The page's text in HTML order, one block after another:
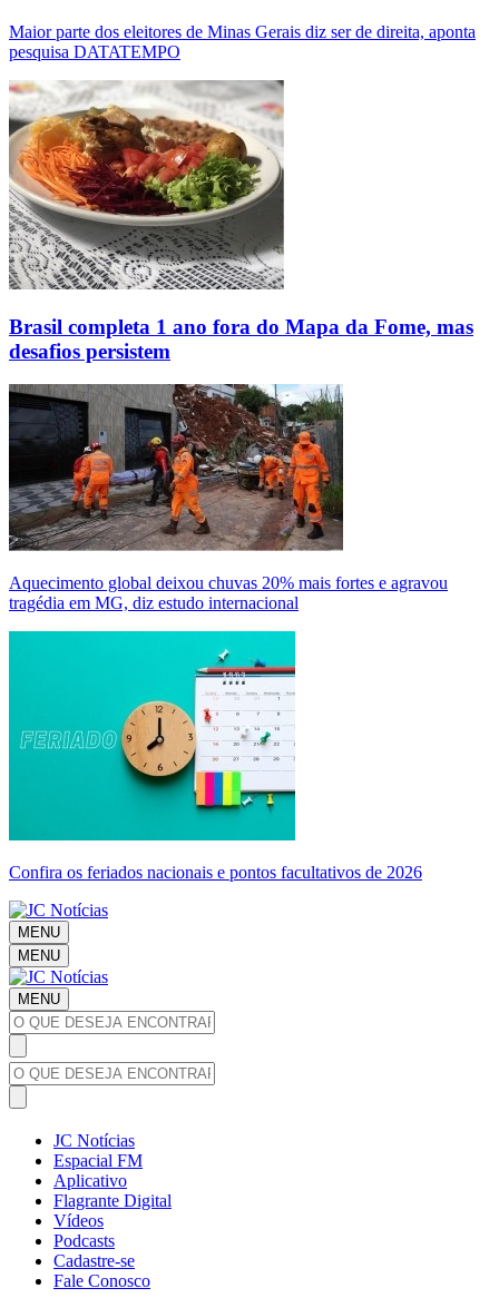
Maior parte dos eleitores de Minas Gerais diz ser de direita, aponta
pesquisa DATATEMPO
Brasil completa 1 ano fora do Mapa da Fome, mas
desafios persistem
Aquecimento global deixou chuvas 20% mais fortes e agravou
tragédia em MG, diz estudo internacional
Confira os feriados nacionais e pontos facultativos de 2026
MENU
MENU
MENU
JC Notícias
Espacial FM
Aplicativo
Flagrante Digital
Vídeos
Podcasts
Cadastre-se
Fale Conosco